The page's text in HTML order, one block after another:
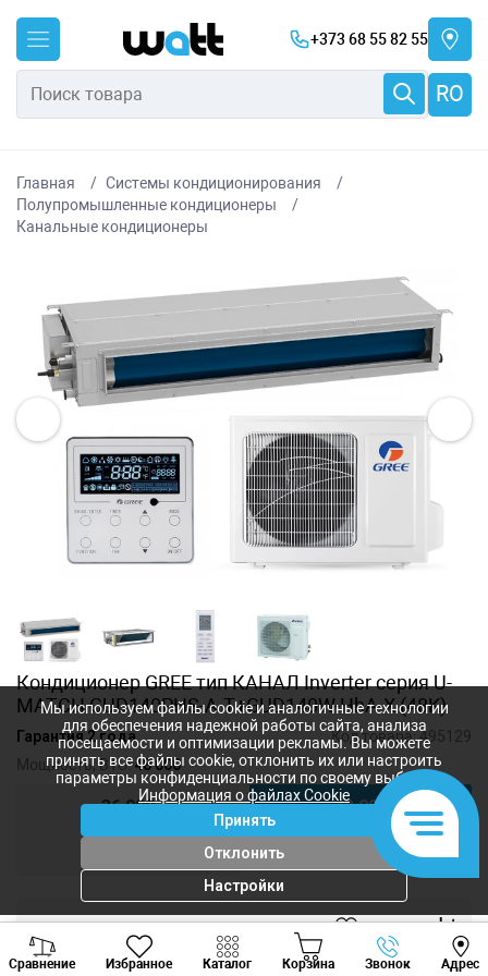
+373 68 55 82 55
RO
Главная
Системы кондиционирования
Полупромышленные кондиционеры
Канальные кондиционеры
Кондиционер GREE тип КАНАЛ Inverter серия U-
MATCH GUD140PHS-A-T+GUD140W-HhA-X (48K)
Гарантия 2 года Код товара:495129
Мощность, BTU:48 000
36 000 48 000
57 800 лей
+
Сравнение Избранное Каталог Корзина Звонок Адрес
Viber Whatsapp
Мы используем файлы cookie и аналогичные технологии
для обеспечения надежной работы сайта, анализа
посещаемости и оптимизации рекламы. Вы можете
принять все файлы cookie, отклонить их или настроить
параметры конфиденциальности по своему выбору.
Информация о файлах Cookie
Принять
Отклонить
Настройки